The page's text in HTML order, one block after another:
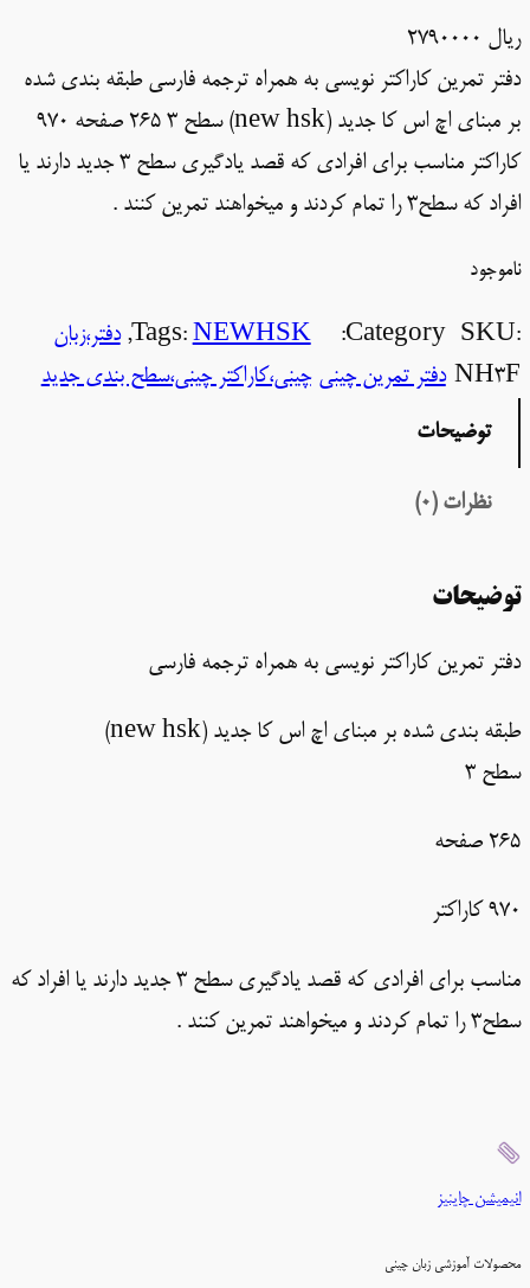
ریال
دفتر تمرین کاراکتر نویسی به همراه ترجمه فارسی طبقه بندی شده
بر مبنای اچ اس کا جدید (new hsk) سطح 3 265 صفحه 970
کاراکتر مناسب برای افرادی که قصد یادگیری سطح 3 جدید دارند یا
افراد که سطح3 را تمام کردند و میخواهند تمرین کنند .
ناموجود
SKU:
NH3F
Category:
دفتر تمرین چینی
Tags:NEWHSK
, دفتر،زبان
چینی،کاراکتر چینی،سطح بندی جدید
توضیحات
نظرات (0)
توضیحات
دفتر تمرین کاراکتر نویسی به همراه ترجمه فارسی
طبقه بندی شده بر مبنای اچ اس کا جدید (new hsk)
سطح 3
265 صفحه
970 کاراکتر
مناسب برای افرادی که قصد یادگیری سطح 3 جدید دارند یا افراد که
سطح3 را تمام کردند و میخواهند تمرین کنند .
انیمیشن چاینیز
محصولات آموزشی زبان چینی